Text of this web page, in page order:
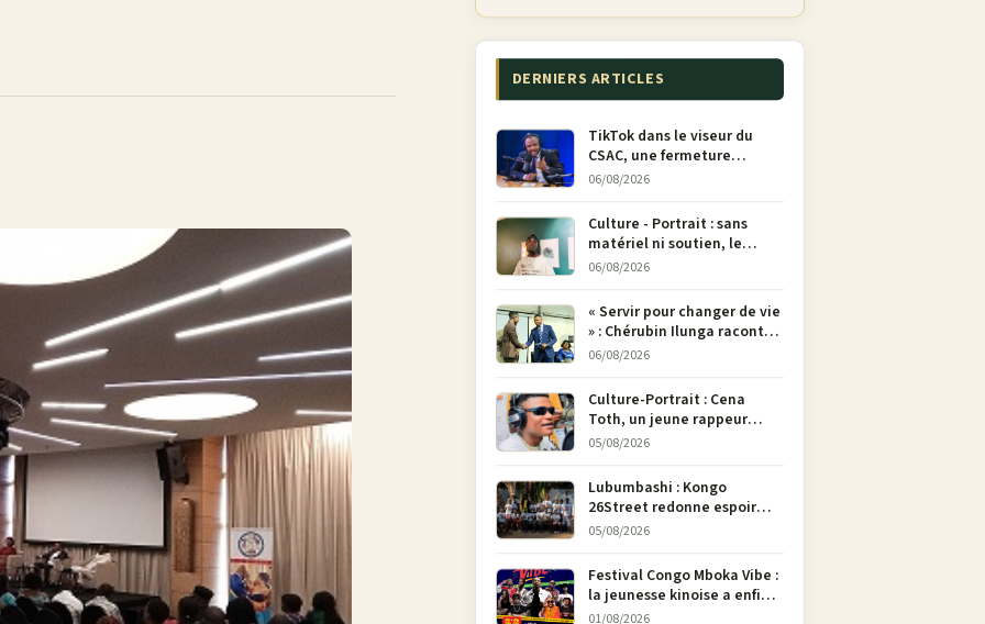
DERNIERS ARTICLES
TikTok dans le viseur du
CSAC, une fermeture
envisagée pour contrer la
06/08/2026
Culture - Portrait : sans
matériel ni soutien, le
dessinateur Justin
son crayon
06/08/2026
« Servir pour changer de vie
» : Chérubin Ilunga raconte
le parcours du député
Tshimbu en 137 pages
06/08/2026
Culture-Portrait : Cena
Toth, un jeune rappeur
déterminé à faire entendre
05/08/2026
Lubumbashi : Kongo
26Street redonne espoir
aux enfants de la rue par
05/08/2026
Festival Congo Mboka Vibe :
la jeunesse kinoise a enfin
sa plateforme de culture
01/08/2026